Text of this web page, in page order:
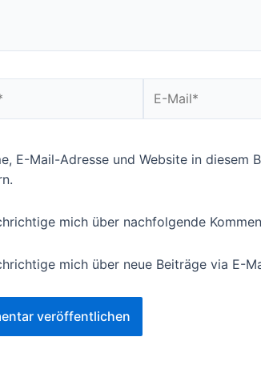
Mail*
E-Mail-Adresse und Website in diesem
mich über nachfolgende
mich über neue Beiträge via E-